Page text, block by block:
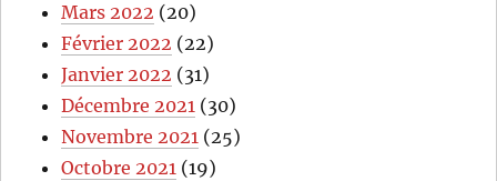
Mars 2022 (20)
Février 2022 (22)
Janvier 2022 (31)
Décembre 2021 (30)
Novembre 2021 (25)
Octobre 2021 (19)